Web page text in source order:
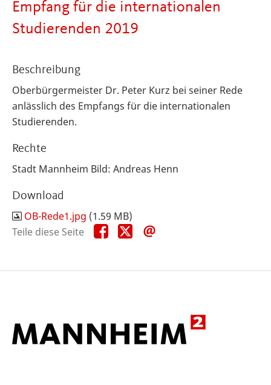
Empfang für die internationalen
Studierenden 2019
Beschreibung
Oberbürgermeister Dr. Peter Kurz bei seiner Rede
anlässlich des Empfangs für die internationalen
Studierenden.
Rechte
Stadt Mannheim Bild: Andreas Henn
Download
OB-Rede1.jpg (1.59 MB)
Teile diese Seite
Teile
diese
Teile
diese